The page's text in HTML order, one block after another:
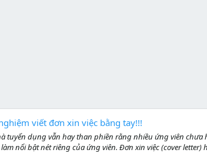
viết đơn xin việc bằng tay!!!
tuyển dụng vẫn hay than phiền rằng nhiều ứng viên chưa
nổi bật nét riêng của ứng viên. Đơn xin việc (cover